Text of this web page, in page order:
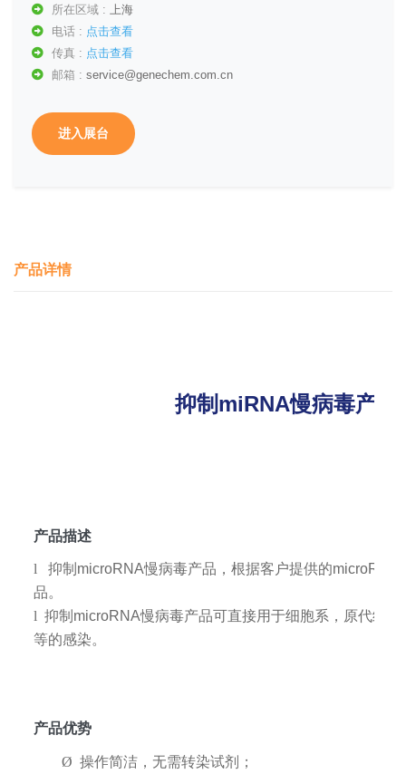
所在区域 : 上海
电话 : 点击查看
传真 : 点击查看
邮箱 : service@genechem.com.cn
进入展台
产品详情
抑制miRNA慢病毒产品
产品描述
l 抑制microRNA慢病毒产品，根据客户提供的microRNA
品。
l 抑制microRNA慢病毒产品可直接用于细胞系，原代细
等的感染。
产品优势
Ø 操作简洁，无需转染试剂；